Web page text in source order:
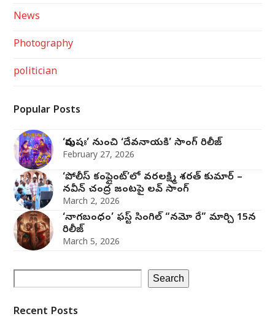
News
Photography
politician
Popular Posts
‘పురుషః’ నుంచి ‘దేవనాయకి’ సాంగ్‌ రిలీజ్‌
February 27, 2026
‘పోలీస్ కంప్లైంట్’లో వరలక్ష్మి శరత్ కుమార్ –
నవీన్ చంద్ర జంట‌పై ల‌వ్ సాంగ్
March 2, 2026
‘నాగబంధం’ ఫస్ట్ సింగిల్ “నమో రే” మార్చి 15న
రిలీజ్
March 5, 2026
Search
Recent Posts